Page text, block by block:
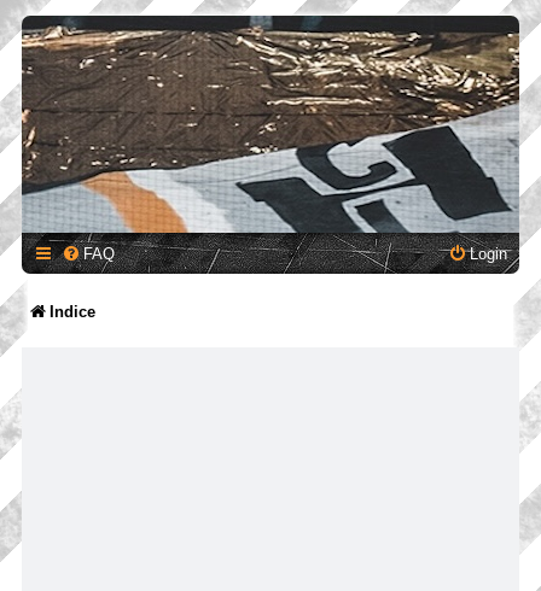
FAQ Login
Indice